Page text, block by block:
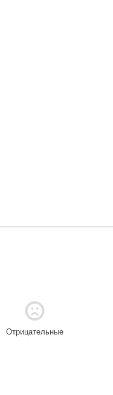
Отрицательные